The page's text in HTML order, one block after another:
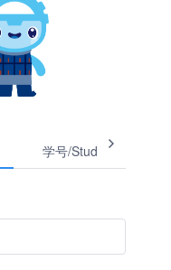
学号/Student ID